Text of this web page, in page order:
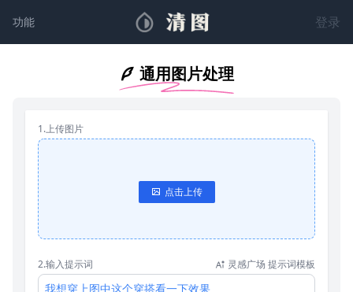
功能 登录
通用图片处理
1.上传图片
点击上传
2.输入提示词 灵感广场 提示词模板